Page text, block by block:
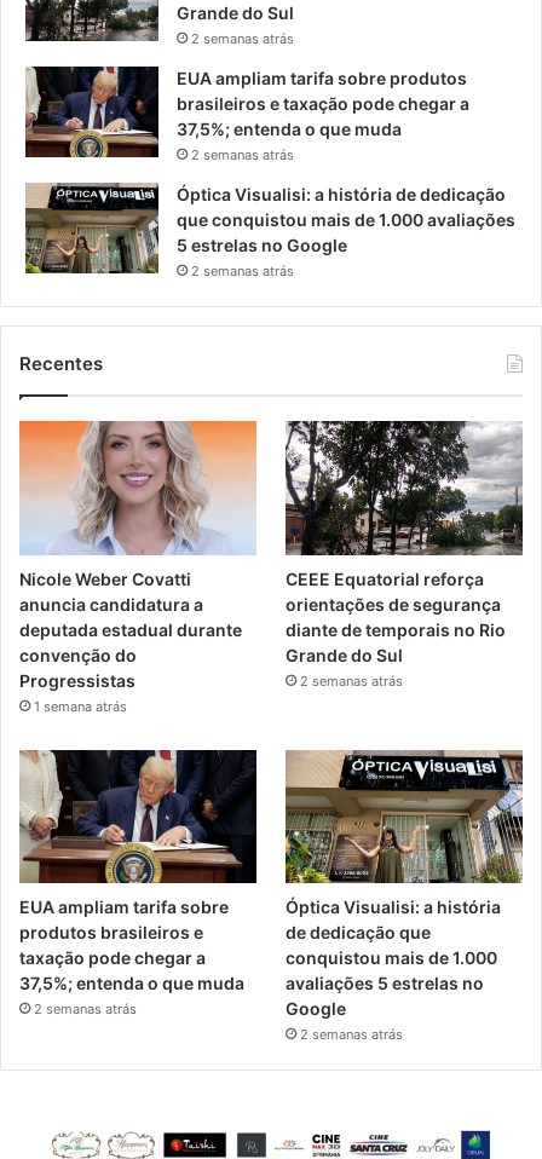
Grande do Sul
2 semanas atrás
EUA ampliam tarifa sobre produtos
brasileiros e taxação pode chegar a
37,5%; entenda o que muda
2 semanas atrás
Óptica Visualisi: a história de dedicação
que conquistou mais de 1.000 avaliações
5 estrelas no Google
2 semanas atrás
Recentes
Nicole Weber Covatti
anuncia candidatura a
deputada estadual durante
convenção do
Progressistas
1 semana atrás
CEEE Equatorial reforça
orientações de segurança
diante de temporais no Rio
Grande do Sul
2 semanas atrás
EUA ampliam tarifa sobre
produtos brasileiros e
taxação pode chegar a
37,5%; entenda o que muda
2 semanas atrás
Óptica Visualisi: a história
de dedicação que
conquistou mais de 1.000
avaliações 5 estrelas no
Google
2 semanas atrás